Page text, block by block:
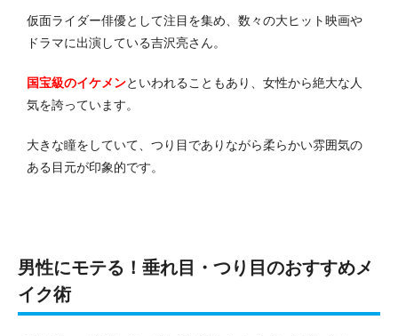
仮面ライダー俳優として注目を集め、数々の大ヒット映画や
ドラマに出演している吉沢亮さん。
国宝級のイケメンといわれることもあり、女性から絶大な人
気を誇っています。
大きな瞳をしていて、つり目でありながら柔らかい雰囲気の
ある目元が印象的です。
男性にモテる！垂れ目・つり目のおすすめメ
イク術